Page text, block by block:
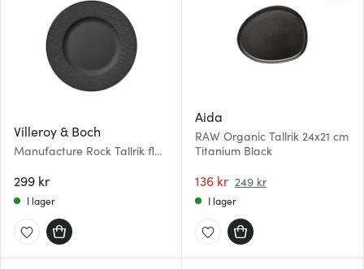
Villeroy & Boch
Manufacture Rock Tallrik flat
299 kr
I lager
Aida
RAW Organic Tallrik 24x21 cm
Titanium Black
136 kr 249 kr
I lager